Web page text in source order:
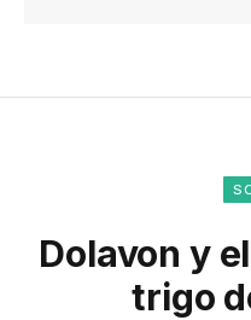
Dolavon y
trigo